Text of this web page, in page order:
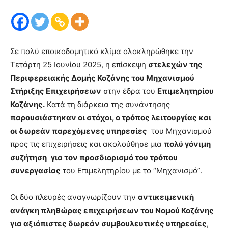
Σε πολύ εποικοδομητικό κλίμα ολοκληρώθηκε την
Τετάρτη 25 Ιουνίου 2025, η επίσκεψη στελεχών της
Περιφερειακής Δομής Κοζάνης του Μηχανισμού
Στήριξης Επιχειρήσεων στην έδρα του Επιμελητηρίου
Κοζάνης. Κατά τη διάρκεια της συνάντησης
παρουσιάστηκαν οι στόχοι, ο τρόπος λειτουργίας και
οι δωρεάν παρεχόμενες υπηρεσίες του Μηχανισμού
προς τις επιχειρήσεις και ακολούθησε μια πολύ γόνιμη
συζήτηση για τον προσδιορισμό του τρόπου
συνεργασίας του Επιμελητηρίου με το “Μηχανισμό”.
Οι δύο πλευρές αναγνωρίζουν την αντικειμενική
ανάγκη πληθώρας επιχειρήσεων του Νομού Κοζάνης
για αξιόπιστες δωρεάν συμβουλευτικές υπηρεσίες,